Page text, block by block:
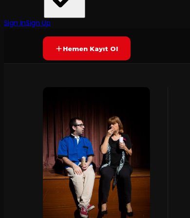
Sign InSign UpYAKINDA Yetersiz oy
Hemen Kayıt Ol